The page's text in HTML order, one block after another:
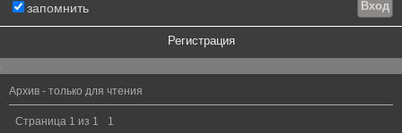
запомнить
Регистрация
.
Архив - только для чтения
Страница 1 из 1
1